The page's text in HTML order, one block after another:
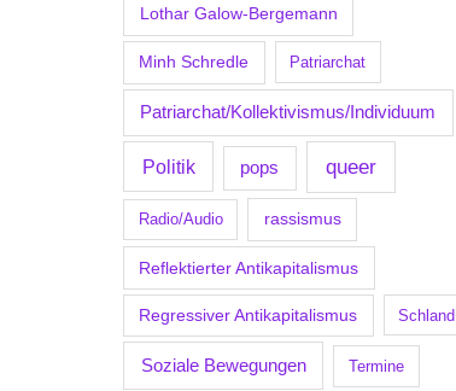
Lothar Galow-Bergemann
Minh Schredle Patriarchat
Patriarchat/Kollektivismus/Individuum
Politik pops queer
Radio/Audio rassismus
Reflektierter Antikapitalismus
Regressiver Antikapitalismus Schland
Soziale Bewegungen Termine